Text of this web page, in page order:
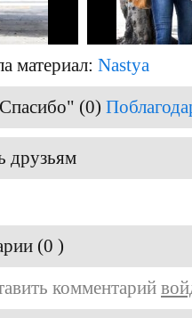
материал: Nastya
(0)
друзьям
(0 )
комментарий